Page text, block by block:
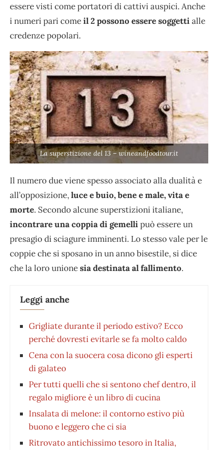
essere visti come portatori di cattivi auspici. Anche
i numeri pari comeil 2 possono essere soggettialle
credenze popolari.
La superstizione del 13 – wineandfoodtour.it
Il numero due viene spesso associato alla dualità e
all’opposizione,luce e buio, bene e male, vita e
morte. Secondo alcune superstizioni italiane,
incontrare una coppia di gemellipuò essere un
presagio di sciagure imminenti. Lo stesso vale per le
coppie che si sposano in un anno bisestile, si dice
che la loro unionesia destinata al fallimento.
Leggi anche
Grigliate durante il periodo estivo? Ecco
perché dovresti evitarle se fa molto caldo
Cena con la suocera cosa dicono gli esperti
di galateo
Per tutti quelli che si sentono chef dentro, il
regalo migliore è un libro di cucina
Insalata di melone: il contorno estivo più
buono e leggero che ci sia
Ritrovato antichissimo tesoro in Italia,